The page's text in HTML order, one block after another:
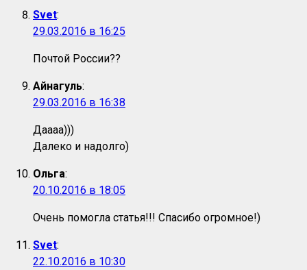
Svet:
29.03.2016 в 16:25
Почтой России??
Айнагуль:
29.03.2016 в 16:38
Даааа)))
Далеко и надолго)
Ольга:
20.10.2016 в 18:05
Очень помогла статья!!! Спасибо огромное!)
Svet:
22.10.2016 в 10:30